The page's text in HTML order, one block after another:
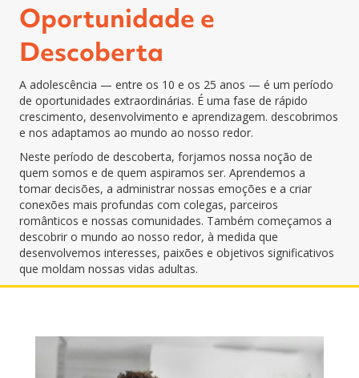
Oportunidade e
Descoberta
A adolescência — entre os 10 e os 25 anos — é um período
de oportunidades extraordinárias. É uma fase de rápido
crescimento, desenvolvimento e aprendizagem. descobrimos
e nos adaptamos ao mundo ao nosso redor.
Neste período de descoberta, forjamos nossa noção de
quem somos e de quem aspiramos ser. Aprendemos a
tomar decisões, a administrar nossas emoções e a criar
conexões mais profundas com colegas, parceiros
românticos e nossas comunidades. Também começamos a
descobrir o mundo ao nosso redor, à medida que
desenvolvemos interesses, paixões e objetivos significativos
que moldam nossas vidas adultas.